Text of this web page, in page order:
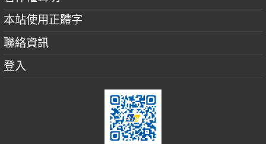
本站使用正體字
聯絡資訊
登入